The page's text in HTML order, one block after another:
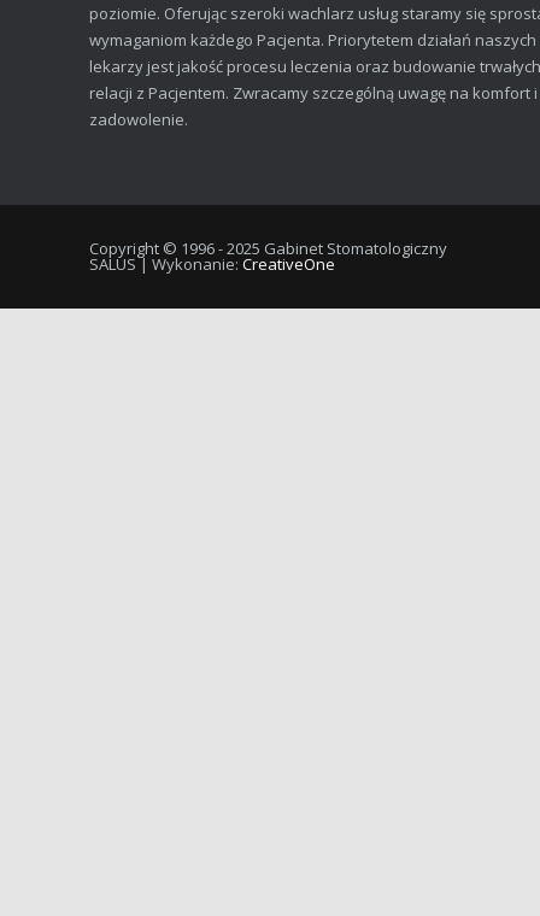
poziomie. Oferując szeroki wachlarz usług staramy się
wymaganiom każdego Pacjenta. Priorytetem działań naszych
lekarzy jest jakość procesu leczenia oraz budowanie trwałych
relacji z Pacjentem. Zwracamy szczególną uwagę na komfort i
zadowolenie.
Copyright © 1996 - 2025 Gabinet Stomatologiczny
SALUS | Wykonanie: CreativeOne